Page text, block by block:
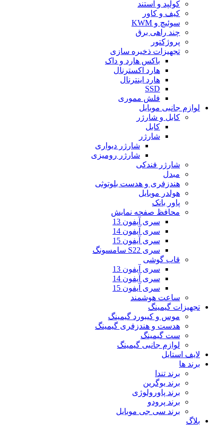
کولپد و استند
کیف و کاور
سوئیچ و KWM
چند راهی برق
پروژکتور
تجهیزات ذخیره سازی
باکس هارد و داک
هارد اکسترنال
هارد اینترنال
SSD
فلش مموری
لوازم جانبی موبایل
کابل و شارژر
کابل
شارژر
شارژر دیواری
شارژر رومیزی
شارژر فندکی
مبدل
هندزفری و هدست بلوتوثی
هولدر موبایل
پاور بانک
محافظ صفحه نمایش
سری آیفون 13
سری آیفون 14
سری آیفون 15
سری S22 سامسونگ
قاب گوشی
سری آیفون 13
سری آیفون 14
سری آیفون 15
ساعت هوشمند
تجهیزات گیمینگ
موس و کیبورد گیمینگ
هدست و هندزفری گیمینگ
ست گیمینگ
لوازم جانبی گیمینگ
لایف استایل
برند ها
برند تندا
برند یوگرین
برند پاورولوژی
برند پرودو
برند سی جی موبایل
بلاگ